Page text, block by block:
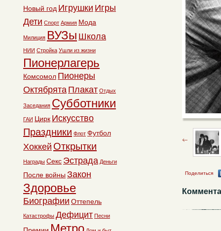
Поделиться
Новый год Игрушки Игры
Дети Спорт Армия Мода
Милиция ВУЗы Школа
НИИ Стройка Ушли из жизни
Пионерлагерь
Комсомол Пионеры
Октябрята Плакат Отдых
Заседания Субботники
ГАИ Цирк Искусство
Праздники Флот Футбол
Хоккей Открытки
Награды Секс Эстрада Деньги
После войны Закон
Здоровье
Биографии Оттепель
Катастрофы Дефицит Песни
Метро